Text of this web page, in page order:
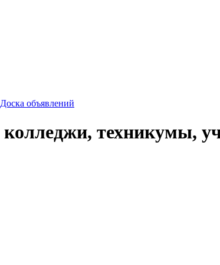
Доска объявлений
колледжи, техникумы,